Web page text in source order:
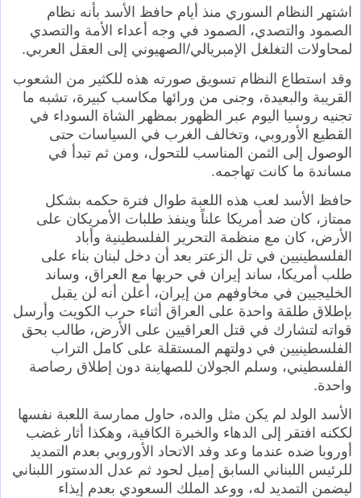
اشتهر النظام السوري منذ أيام حافظ الأسد بأنه نظام
الصمود والتصدي، الصمود في وجه أعداء الأمة والتصدي
لمحاولات التغلغل الإمبريالي/الصهيوني إلى العقل العربي.
وقد استطاع النظام تسويق صورته هذه للكثير من الشعوب
القريبة والبعيدة، وجنى من ورائها مكاسب كبيرة، تشبه ما
تجنيه روسيا اليوم عبر الظهور بمظهر الشاة السوداء في
القطيع الأوروبي، وتخالف الغرب في السياسات حتى
الوصول إلى الثمن المناسب للتحول، ومن ثم تبدأ في
مساندة ما كانت تهاجمه.
حافظ الأسد لعب هذه اللعبة طوال فترة حكمه بشكل
ممتاز، كان ضد أمريكا علناً وينفذ طلبات الأمريكان على
الأرض، كان مع منظمة التحرير الفلسطينية وأباد
الفلسطينيين في تل الزعتر بعد أن دخل لبنان بناء على
طلب أمريكا، ساند إيران في حربها مع العراق، وساند
الخليجيين في مخاوفهم من إيران، أعلن أنه لن يقبل
بإطلاق طلقة واحدة على العراق أثناء حرب الكويت وأرسل
قواته لتشارك في قتل العراقيين على الأرض، طالب بحق
الفلسطينيين في دولتهم المستقلة على كامل التراب
الفلسطيني، وسلم الجولان للصهاينة دون إطلاق رصاصة
واحدة.
الأسد الولد لم يكن مثل والده، حاول ممارسة اللعبة نفسها
لككنه افتقر إلى الدهاء والخبرة الكافية، وهكذا أثار غضب
أوروبا ضده عندما وعد وفد الاتحاد الأوروبي بعدم التمديد
للرئيس اللبناني السابق إميل لحود ثم عدل الدستور اللبناني
ليضمن التمديد له، ووعد الملك السعودي بعدم إيذاء